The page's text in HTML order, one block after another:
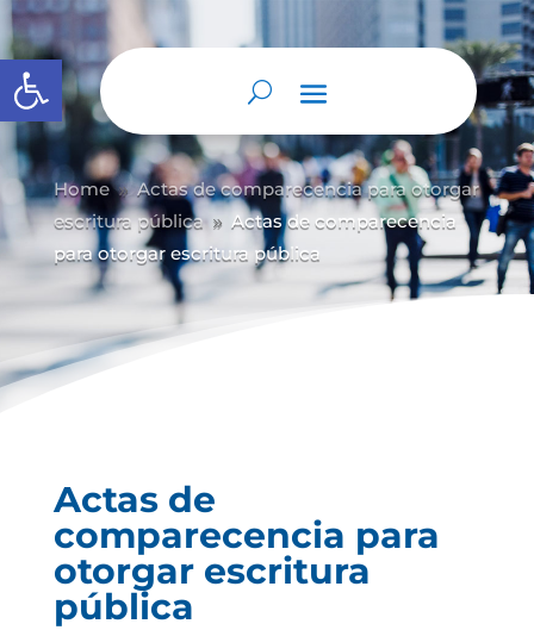
Abrir barra de herramientas
Home 9 Actas de comparecencia para otorgar
escritura pública
9 Actas de comparecencia
para otorgar escritura pública
Actas de
comparecencia para
otorgar escritura
pública